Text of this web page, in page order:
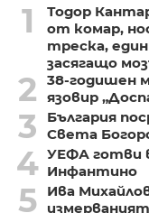
1
Тодор
от комар,
треска,
засягащо
2
38-годишен
язовир
3
България
Света
4 УЕФА готви
Инфантино
5
Ива